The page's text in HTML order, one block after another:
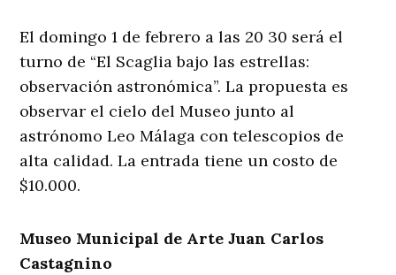
El domingo 1 de febrero a las 20 30 será el
turno de “El Scaglia bajo las estrellas:
observación astronómica”. La propuesta es
observar el cielo del Museo junto al
astrónomo Leo Málaga con telescopios de
alta calidad. La entrada tiene un costo de
$10.000.
Museo Municipal de Arte Juan Carlos
Castagnino